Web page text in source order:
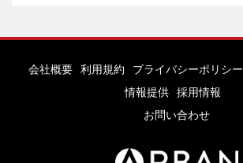
会社概要 利用規約 プライバシーポリシー
情報提供
採用情報
お問い合わせ